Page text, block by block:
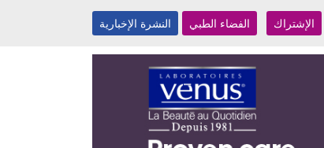
الإشتراك الفضاء الطبي النشرة الإخبارية